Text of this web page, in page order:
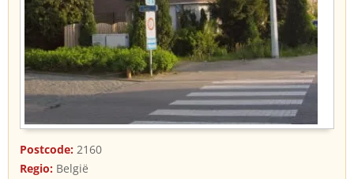
Postcode: 2160
Regio: België